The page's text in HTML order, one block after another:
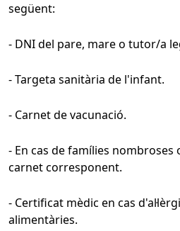
següent:
- DNI del pare, mare o tutor/a
- Targeta sanitària de l'infant.
- Carnet de vacunació.
- En cas de famílies
carnet corresponent.
- Certificat mèdic en cas
alimentàries.